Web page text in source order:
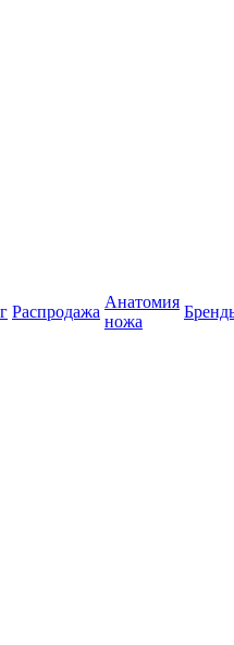
Распродажа
Анатомия
ножа